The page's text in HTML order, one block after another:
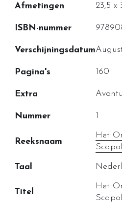
Afmetingen 23,5 x
ISBN-nummer
Verschijningsdatum
Pagina's 160
Extra
Nummer 1
Reeksnaam
Het
Taal
Titel
Het